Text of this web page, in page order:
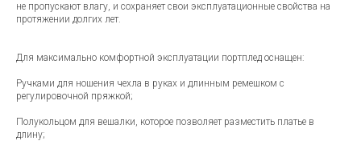
не пропускают влагу, и сохраняет свои эксплуатационные свойства на
протяжении долгих лет.
Для максимально комфортной эксплуатации портплед оснащен:
Ручками для ношения чехла в руках и длинным ремешком с
регулировочной пряжкой;
Полукольцом для вешалки, которое позволяет разместить платье в
длину;